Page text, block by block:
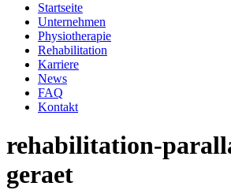
Startseite
Unternehmen
Physiotherapie
Rehabilitation
Karriere
News
FAQ
Kontakt
rehabilitation-
geraet